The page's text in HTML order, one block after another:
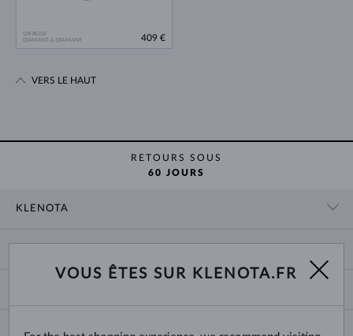
OR ROSE
DIAMANT & DIAMANT
409 €
VERS LE HAUT
RETOURS SOUS
60 JOURS
KLENOTA
NOUS CONNAÎTRE
LIVRAISON ET PAIEMENT
VOUS ÊTES SUR KLENOTA.FR